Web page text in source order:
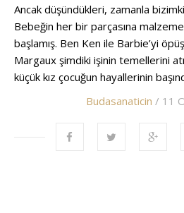
Ancak düşündükleri, zamanla
Bebeğin her bir parçasına
başlamış. Ben Ken ile Barbie’yi
Margaux şimdiki işinin temellerini
küçük kız çocuğun hayallerinin
Budasanaticin / 11